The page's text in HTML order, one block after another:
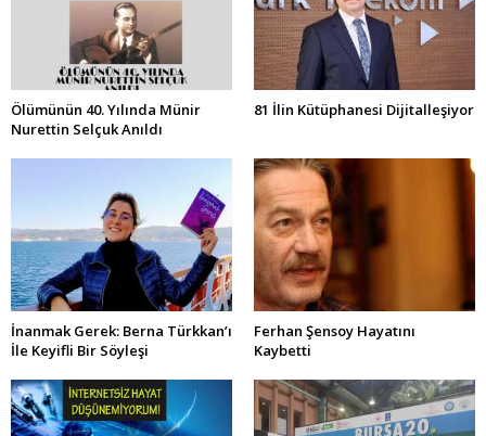
Ölümünün 40. Yılında Münir
Nurettin Selçuk Anıldı
81 İlin Kütüphanesi Dijitalleşiyor
İnanmak Gerek: Berna Türkkan’ı
İle Keyifli Bir Söyleşi
Ferhan Şensoy Hayatını
Kaybetti